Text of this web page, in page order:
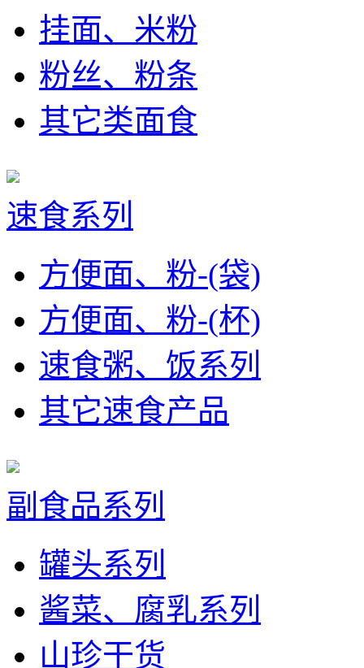
挂面、米粉
粉丝、粉条
其它类面食
速食系列
方便面、粉-(袋)
方便面、粉-(杯)
速食粥、饭系列
其它速食产品
副食品系列
罐头系列
酱菜、腐乳系列
山珍干货